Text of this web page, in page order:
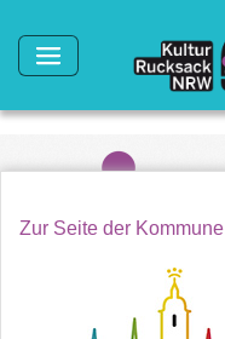
Zur Seite der Kommune